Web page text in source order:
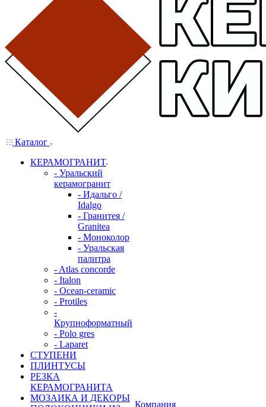
Каталог
КЕРАМОГРАНИТ
- Уральский
керамогранит
- Идальго /
Idalgo
- Гранитея /
Granitea
- Моноколор
- Уральская
палитра
- Atlas concorde
- Italon
- Ocean-ceramic
- Protiles
-
Крупноформатный
- Polo gres
- Laparet
СТУПЕНИ
ПЛИНТУСЫ
РЕЗКА
КЕРАМОГРАНИТА
МОЗАИКА И ДЕКОРЫ
Компания